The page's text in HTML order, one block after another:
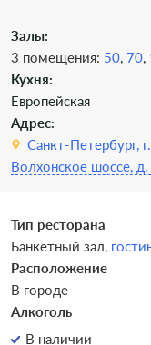
Залы:
3 помещения: 50, 70,
Кухня:
Европейская
Адрес:
Санкт-Петербург,
Волхонское шоссе, д.
Тип ресторана
Банкетный зал,
Расположение
В городе
Алкоголь
В наличии